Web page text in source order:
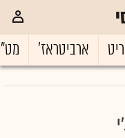
ארביטראז'